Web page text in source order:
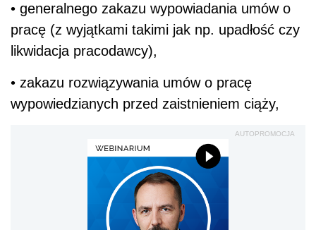
• generalnego zakazu wypowiadania umów o
pracę (z wyjątkami takimi jak np. upadłość czy
likwidacja pracodawcy),
• zakazu rozwiązywania umów o pracę
wypowiedzianych przed zaistnieniem ciąży,
AUTOPROMOCJA